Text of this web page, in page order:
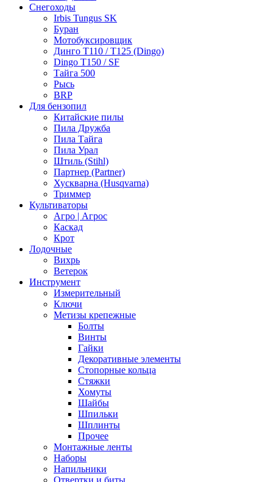
Снегоходы
Irbis Tungus SK
Буран
Мотобуксировщик
Динго T110 / T125 (Dingo)
Dingo T150 / SF
Тайга 500
Рысь
BRP
Для бензопил
Китайские пилы
Пила Дружба
Пила Тайга
Пила Урал
Штиль (Stihl)
Партнер (Partner)
Хускварна (Husqvarna)
Триммер
Культиваторы
Агро | Агрос
Каскад
Крот
Лодочные
Вихрь
Ветерок
Инструмент
Измерительный
Ключи
Метизы крепежные
Болты
Винты
Гайки
Декоративные элементы
Стопорные кольца
Стяжки
Хомуты
Шайбы
Шпильки
Шплинты
Прочее
Монтажные ленты
Наборы
Напильники
Отвертки и биты